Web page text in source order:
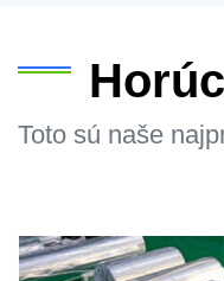
Toto sú naše